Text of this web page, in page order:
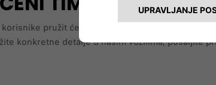
korisnike pružit će vam sve potrebne informacije i
konkretne detalje o našim vozilima, pošaljite